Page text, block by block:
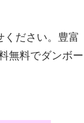
ください。豊富
無料でダンボー